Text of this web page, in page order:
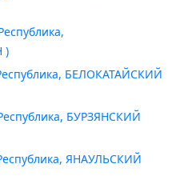
)
БЕЛОКАТАЙСКИЙ
БУРЗЯНСКИЙ
ЯНАУЛЬСКИЙ